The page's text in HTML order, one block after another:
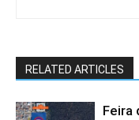
RELATED ARTICLES
Feira